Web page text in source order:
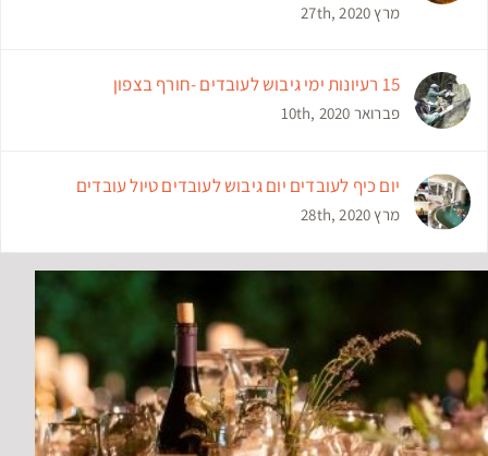
מרץ 27th, 2020
15 רעיונות ימי גיבוש לעובדים -חורף בצפון
פברואר 10th, 2020
יום כיף לעובדים יום גיבוש לעובדים טיול עובדים
מרץ 28th, 2020